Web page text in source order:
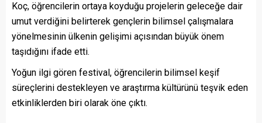
Koç, öğrencilerin ortaya koyduğu projelerin geleceğe dair
umut verdiğini belirterek gençlerin bilimsel çalışmalara
yönelmesinin ülkenin gelişimi açısından büyük önem
taşıdığını ifade etti.
Yoğun ilgi gören festival, öğrencilerin bilimsel keşif
süreçlerini destekleyen ve araştırma kültürünü teşvik eden
etkinliklerden biri olarak öne çıktı.